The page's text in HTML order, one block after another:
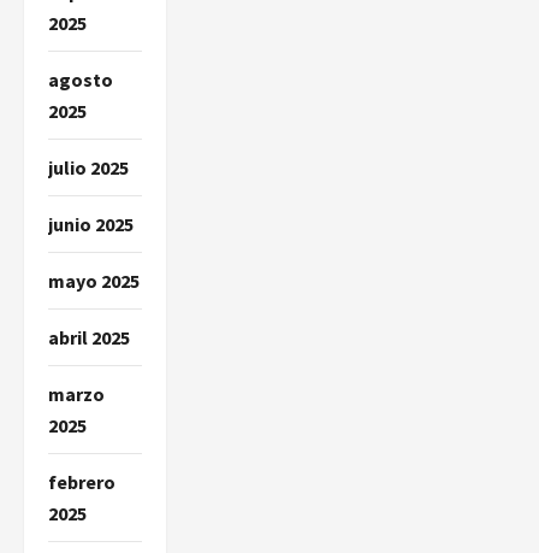
2025
agosto
2025
julio 2025
junio 2025
mayo 2025
abril 2025
marzo
2025
febrero
2025